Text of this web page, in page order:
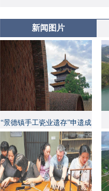
新闻图片
“景德镇手工瓷业遗存”申遗成